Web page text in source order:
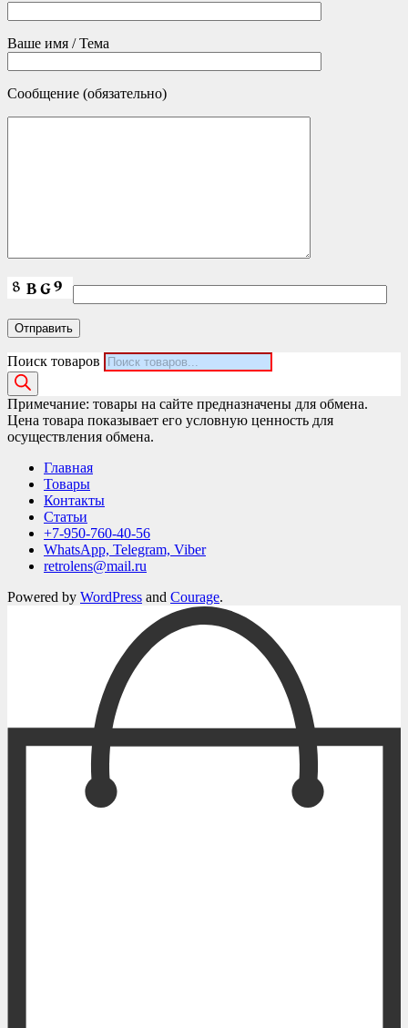
Ваше имя / Тема
Сообщение (обязательно)
Поиск товаров
Примечание: товары на сайте предназначены для обмена.
Цена товара показывает его условную ценность для
осуществления обмена.
Главная
Товары
Контакты
Статьи
+7-950-760-40-56
WhatsApp, Telegram, Viber
retrolens@mail.ru
Powered by WordPress and Courage.